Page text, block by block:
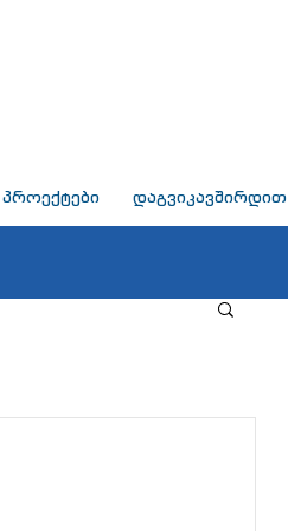
პროექტები დაგვიკავშირდით